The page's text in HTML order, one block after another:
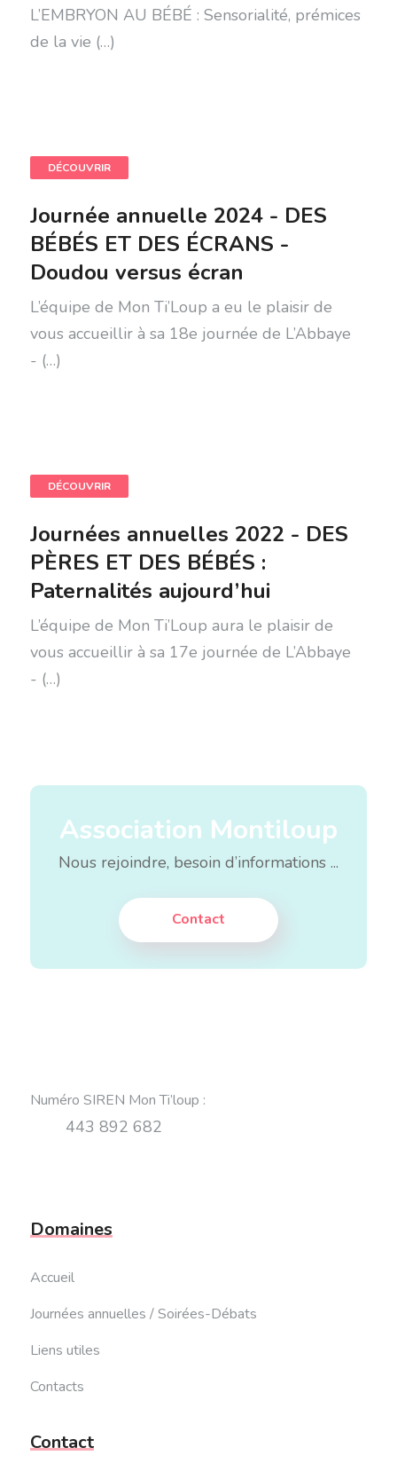
L’EMBRYON AU BÉBÉ : Sensorialité, prémices
de la vie (…)
DÉCOUVRIR
Journée annuelle 2024 - DES
BÉBÉS ET DES ÉCRANS -
Doudou versus écran
L’équipe de Mon Ti’Loup a eu le plaisir de
vous accueillir à sa 18e journée de L’Abbaye
- (…)
DÉCOUVRIR
Journées annuelles 2022 - DES
PÈRES ET DES BÉBÉS :
Paternalités aujourd’hui
L’équipe de Mon Ti’Loup aura le plaisir de
vous accueillir à sa 17e journée de L’Abbaye
- (…)
Association Montiloup
Nous rejoindre, besoin d’informations ...
Contact
Numéro SIREN Mon Ti’loup :
443 892 682
Domaines
Accueil
Journées annuelles / Soirées-Débats
Liens utiles
Contacts
Contact